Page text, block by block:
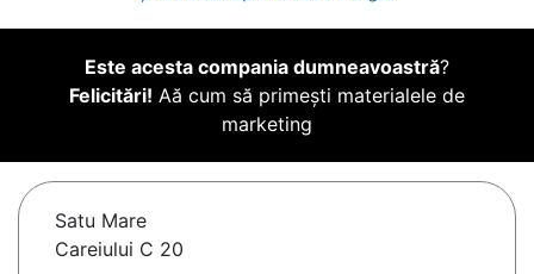
Este acesta compania dumneavoastră?
Felicitări! Aă cum să primești materialele de
marketing
Satu Mare
Careiului C 20